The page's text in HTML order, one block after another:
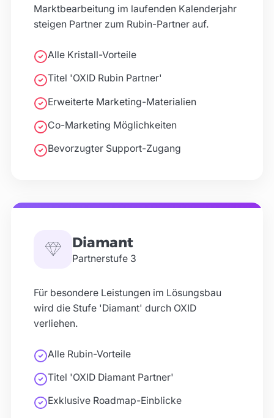
Y-SQUARE
Plattformlösungen GmbH
ixomo GmbH
Auenstraße 10, 63791 Karlstein am Main
Dalley IT
Breitwiesenstraße 13, 70565 Stuttgart
ClickHouse GmbH
BDG Solutions GmbH
Marktbearbeitung im laufenden Kalenderjahr
steigen Partner zum Rubin-Partner auf.
Alle Kristall-Vorteile
Titel 'OXID Rubin Partner'
Erweiterte Marketing-Materialien
Co-Marketing Möglichkeiten
Bevorzugter Support-Zugang
Diamant
Partnerstufe 3
Für besondere Leistungen im Lösungsbau
wird die Stufe 'Diamant' durch OXID
verliehen.
Alle Rubin-Vorteile
Titel 'OXID Diamant Partner'
Exklusive Roadmap-Einblicke